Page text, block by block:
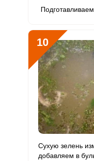
10
Сухую зелень
добавляем в